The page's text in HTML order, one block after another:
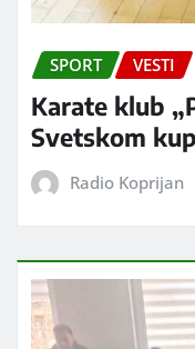
SPORT VESTI
Karate klub
Svetskom
Radio Koprijan